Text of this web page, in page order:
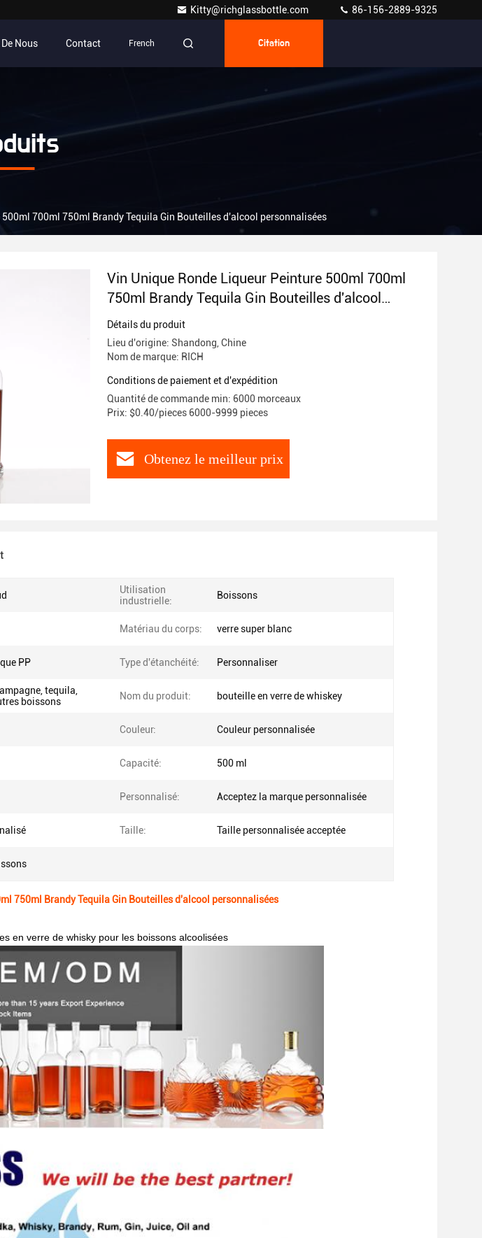
Kitty@richglassbottle.com 86-156-2889-9325
Nous Contact French Citation
700ml 750ml Brandy Tequila Gin Bouteilles d'alcool personnalisées
Vin Unique Ronde Liqueur Peinture 500ml 700ml
750ml Brandy Tequila Gin Bouteilles d'alcool
personnalisées
Détails du produit
Lieu d'origine: Shandong, Chine
Nom de marque: RICH
Conditions de paiement et d'expédition
Quantité de commande min: 6000 morceaux
Prix: $0.40/pieces 6000-9999 pieces
Obtenez le meilleur prix
Utilisation
industrielle:
Boissons
Matériau du corps: verre super blanc
PP Type d'étanchéité: Personnaliser
tequila,
boissons
Nom du produit: bouteille en verre de whiskey
Couleur: Couleur personnalisée
Capacité: 500 ml
Personnalisé: Acceptez la marque personnalisée
Taille: Taille personnalisée acceptée
750ml Brandy Tequila Gin Bouteilles d'alcool personnalisées
en verre de whisky pour les boissons alcoolisées